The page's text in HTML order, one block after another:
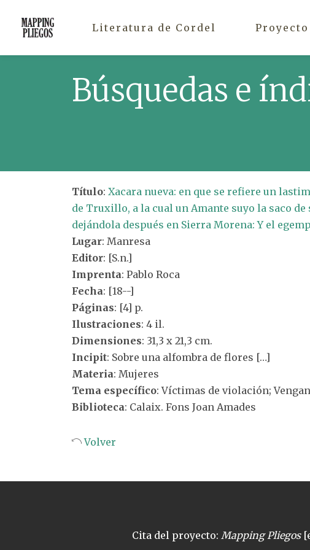
Literatura de Cordel Proyecto
Búsquedas e
Título: Xacara nueva: en que se refiere un
de Truxillo, a la cual un Amante suyo la saco
dejándola después en Sierra Morena: Y el
Lugar: Manresa
Editor: [S.n.]
Imprenta: Pablo Roca
Fecha: [18--]
Páginas: [4] p.
Ilustraciones: 4 il.
Dimensiones: 31,3 x 21,3 cm.
Incipit: Sobre una alfombra de flores […]
Materia: Mujeres
Tema específico: Víctimas de violación;
Biblioteca: Calaix. Fons Joan Amades
Volver
Cita del proyecto: Mapping Pliegos